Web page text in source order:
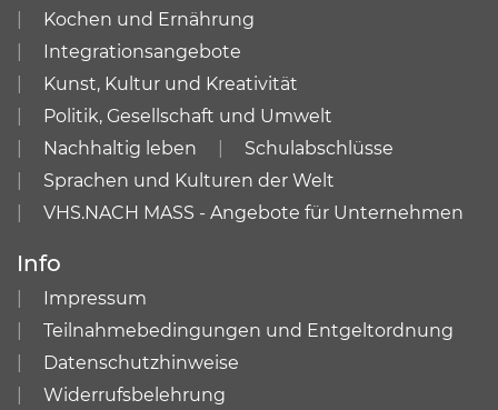
Kochen und Ernährung
Integrationsangebote
Kunst, Kultur und Kreativität
Politik, Gesellschaft und Umwelt
Nachhaltig leben
Schulabschlüsse
Sprachen und Kulturen der Welt
VHS.NACH MASS - Angebote für Unternehmen
Info
Impressum
Teilnahmebedingungen und Entgeltordnung
Datenschutzhinweise
Widerrufsbelehrung